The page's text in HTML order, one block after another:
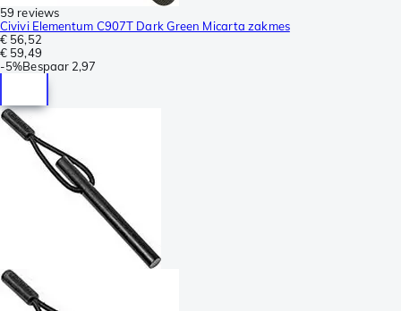
59 reviews
Civivi Elementum C907T Dark Green Micarta zakmes
€ 56,52
€ 59,49
-5%Bespaar 2,97